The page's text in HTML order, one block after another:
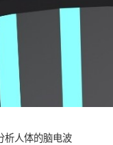
析人体的脑电波